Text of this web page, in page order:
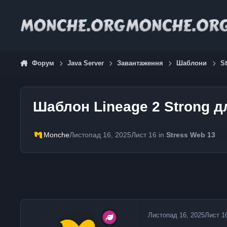
Форум Java Server Завантаження Шаблони
Шаблон Lineage 2 Strong
MoncheЛистопад 16, 2025Лист 16 in Stress Web 13
Листопад 16, 2025Лист